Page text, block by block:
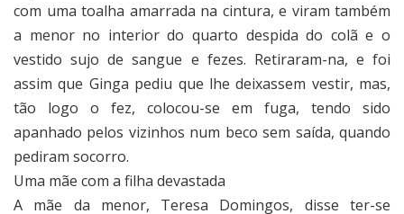
com uma toalha amarrada na cintura, e viram também
a menor no interior do quarto despida do colã e o
vestido sujo de sangue e fezes. Retiraram-na, e foi
assim que Ginga pediu que lhe deixassem vestir, mas,
tão logo o fez, colocou-se em fuga, tendo sido
apanhado pelos vizinhos num beco sem saída, quando
pediram socorro.
Uma mãe com a filha devastada
A mãe da menor, Teresa Domingos, disse ter-se